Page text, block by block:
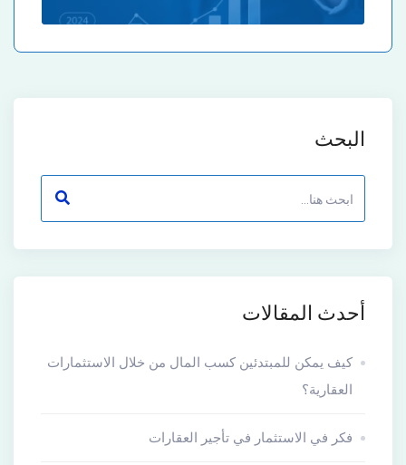
البحث
أحدث المقالات
كيف يمكن للمبتدئين كسب المال من خلال الاستثمارات
العقارية؟
فكر في الاستثمار في تأجير العقارات